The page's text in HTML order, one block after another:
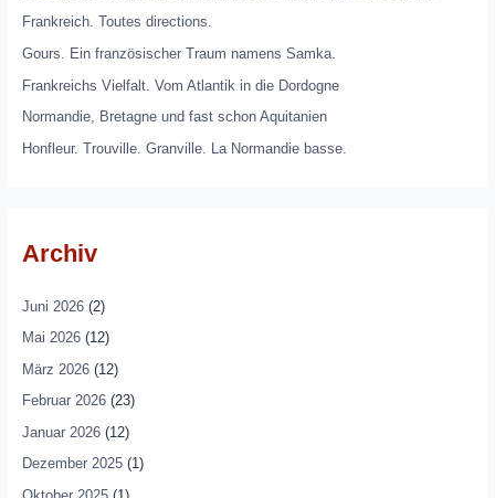
Frankreich. Toutes directions.
Gours. Ein französischer Traum namens Samka.
Frankreichs Vielfalt. Vom Atlantik in die Dordogne
Normandie, Bretagne und fast schon Aquitanien
Honfleur. Trouville. Granville. La Normandie basse.
Archiv
Juni 2026(2)
Mai 2026(12)
März 2026(12)
Februar 2026(23)
Januar 2026(12)
Dezember 2025(1)